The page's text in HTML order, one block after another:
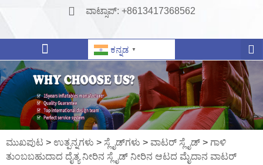
ವಾಟ್ಸಾಪ್: +8613417368562
ಕನ್ನಡ ▼
ಮುಖಪುಟ > ಉತ್ಪನ್ನಗಳು > ಸ್ಲೈಡ್‌ಗಳು > ವಾಟರ್ ಸ್ಲೈಡ್ > ಗಾಳಿ
ತುಂಬಬಹುದಾದ ದೈತ್ಯ ನೀರಿನ ಸ್ಲೈಡ್ ನೀರಿನ ಆಟದ ಮೈದಾನ ವಾಟರ್